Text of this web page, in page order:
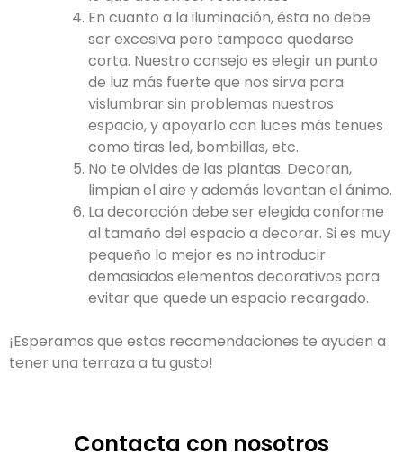
En cuanto a la iluminación, ésta no debe
ser excesiva pero tampoco quedarse
corta. Nuestro consejo es elegir un punto
de luz más fuerte que nos sirva para
vislumbrar sin problemas nuestros
espacio, y apoyarlo con luces más tenues
como tiras led, bombillas, etc.
No te olvides de las plantas. Decoran,
limpian el aire y además levantan el ánimo.
La decoración debe ser elegida conforme
al tamaño del espacio a decorar. Si es muy
pequeño lo mejor es no introducir
demasiados elementos decorativos para
evitar que quede un espacio recargado.
¡Esperamos que estas recomendaciones te ayuden a
tener una terraza a tu gusto!
Contacta con nosotros